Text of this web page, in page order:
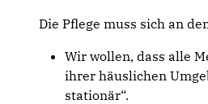
Die Pflege muss sich an
Wir wollen, dass alle
ihrer häuslichen
stationär“.